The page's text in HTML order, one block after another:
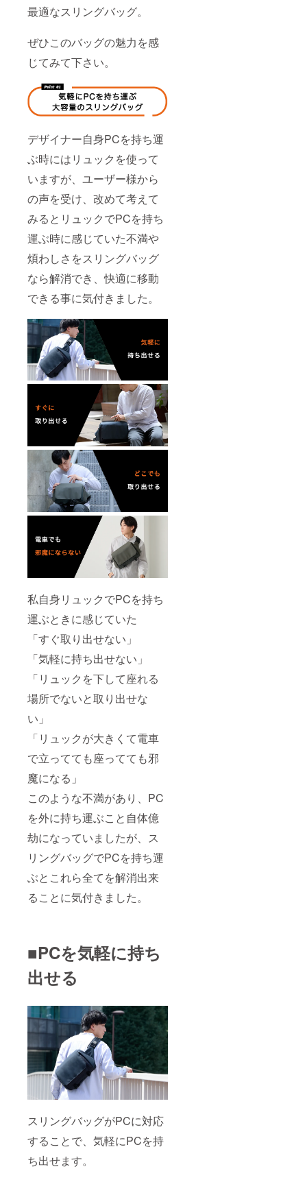
最適なスリングバッグ。
ぜひこのバッグの魅力を感
じてみて下さい。
デザイナー自身PCを持ち運
ぶ時にはリュックを使って
いますが、ユーザー様から
の声を受け、改めて考えて
みるとリュックでPCを持ち
運ぶ時に感じていた不満や
煩わしさをスリングバッグ
なら解消でき、快適に移動
できる事に気付きました。
私自身リュックでPCを持ち
運ぶときに感じていた
「すぐ取り出せない」
「気軽に持ち出せない」
「リュックを下して座れる
場所でないと取り出せな
い」
「リュックが大きくて電車
で立ってても座ってても邪
魔になる」
このような不満があり、PC
を外に持ち運ぶこと自体億
劫になっていましたが、ス
リングバッグでPCを持ち運
ぶとこれら全てを解消出来
ることに気付きました。
■PCを気軽に持ち
出せる
スリングバッグがPCに対応
することで、気軽にPCを持
ち出せます。